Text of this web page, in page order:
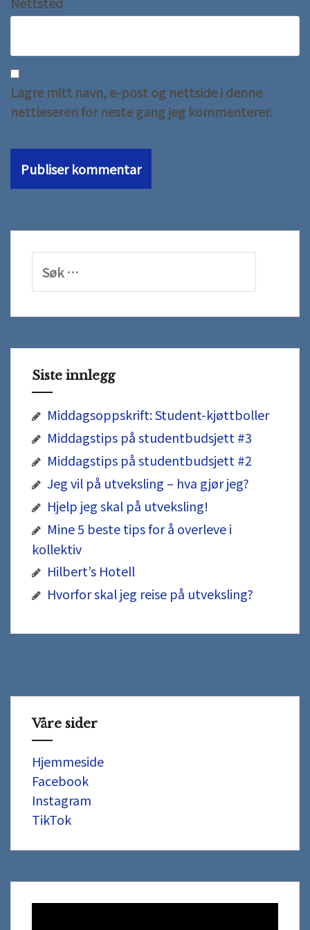
Lagre mitt navn, e-post og nettside i denne
nettleseren for neste gang jeg kommenterer.
etter:
Siste innlegg
Middagsoppskrift: Student-kjøttboller
Middagstips på studentbudsjett #3
Middagstips på studentbudsjett #2
Jeg vil på utveksling – hva gjør jeg?
Hjelp jeg skal på utveksling!
Mine 5 beste tips for å overleve i
kollektiv
Hilbert’s Hotell
Hvorfor skal jeg reise på utveksling?
Våre sider
Hjemmeside
Facebook
Instagram
TikTok